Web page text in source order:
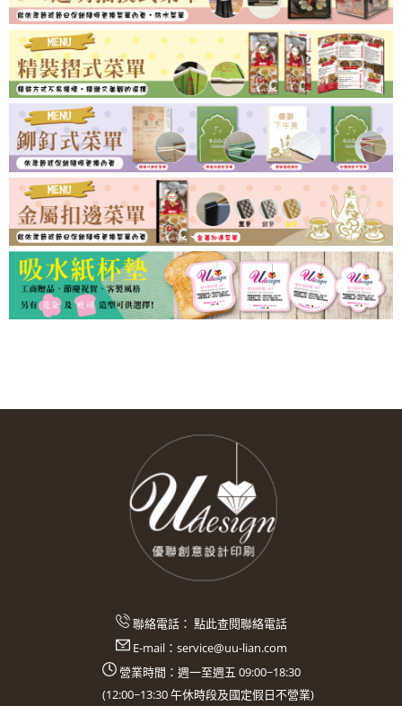
聯絡電話： 點此查閱聯絡電話
E-mail： service@uu-lian.com
營業時間：週一至週五 09:00~18:30
(12:00~13:30午休時段及國定假日不營業)